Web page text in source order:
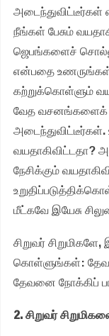
அடைந்துவிட்டீர்கள்
நீங்கள் பேசும்
ஜெபங்களைச்
என்பதை
கற்றுக்கொள்ளும்
வேத வசனங்களைக்
அடைந்துவிட்டீர்கள்.
வயதாகிவிட்டதா?
நேசிக்கும்
மீட்கவே இயேசு
சிறுவர்
கொள்ளுங்கள்:
தேவனை நோக்கிப்
2. சிறுவர்